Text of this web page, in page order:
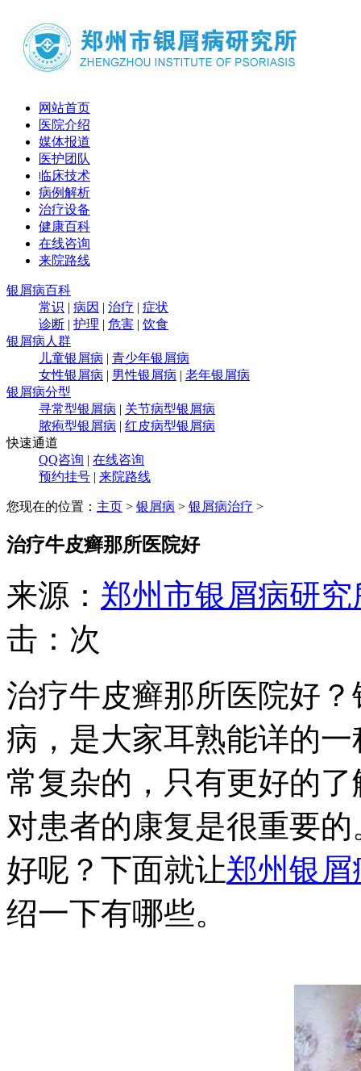
网站首页
医院介绍
媒体报道
医护团队
临床技术
病例解析
治疗设备
健康百科
在线咨询
来院路线
银屑病百科
常识 | 病因 | 治疗 | 症状
诊断 | 护理 | 危害 | 饮食
银屑病人群
儿童银屑病 | 青少年银屑病
女性银屑病 | 男性银屑病 | 老年银屑病
银屑病分型
寻常型银屑病 | 关节病型银屑病
脓疱型银屑病 | 红皮病型银屑病
快速通道
QQ咨询 | 在线咨询
预约挂号 | 来院路线
您现在的位置： 主页 > 银屑病 > 银屑病治疗 >
治疗牛皮癣那所医院好
来源： 郑州市银屑病研
击： 次
治疗牛皮癣那所医院好
病，是大家耳熟能详的
常复杂的，只有更好的
对患者的康复是很重要
好呢？下面就让郑州银
绍一下有哪些。